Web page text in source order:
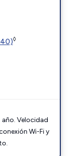
◊
Velocidad
Wi-Fi y